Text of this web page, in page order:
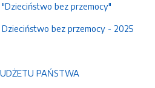
bez przemocy"
bez przemocy - 2025
PAŃSTWA